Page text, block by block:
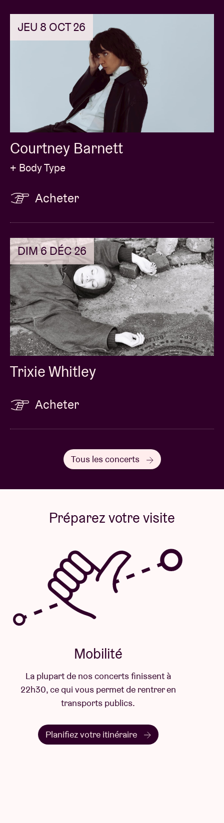
JEU 8 OCT 26
Courtney Barnett
+ Body Type
Acheter
DIM 6 DÉC 26
Trixie Whitley
Acheter
Tous les concerts
Préparez votre visite
Mobilité
La plupart de nos concerts finissent à
22h30, ce qui vous permet de rentrer en
transports publics.
Planifiez votre itinéraire